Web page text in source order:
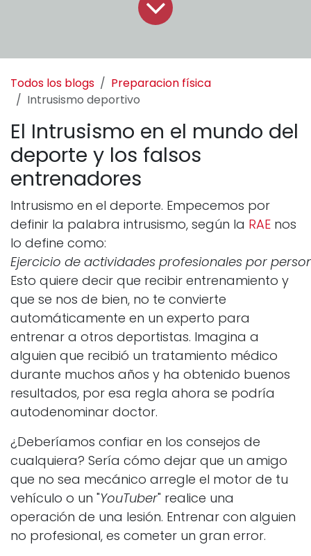
Todos los blogs
Preparacion física
Intrusismo deportivo
El Intrusismo en el mundo del
deporte y los falsos
entrenadores
Intrusismo en el deporte. Empecemos por
definir la palabra intrusismo, según la RAE nos
lo define como:
Ejercicio de actividades profesionales por
Esto quiere decir que recibir entrenamiento y
que se nos de bien, no te convierte
automáticamente en un experto para
entrenar a otros deportistas. Imagina a
alguien que recibió un tratamiento médico
durante muchos años y ha obtenido buenos
resultados, por esa regla ahora se podría
autodenominar doctor.
¿Deberíamos confiar en los consejos de
cualquiera? Sería cómo dejar que un amigo
que no sea mecánico arregle el motor de tu
vehículo o un "YouTuber" realice una
operación de una lesión. Entrenar con alguien
no profesional, es cometer un gran error.